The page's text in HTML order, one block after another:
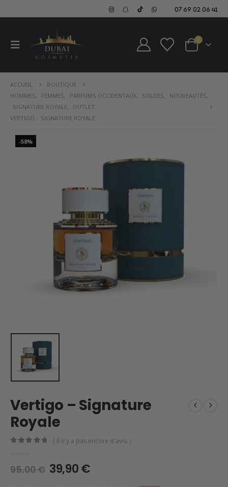
07 69 02 06 41
0
ACCUEIL
BOUTIQUE
HOMMES, FEMMES, PARFUMS OCCIDENTAUX, SOLDES, NOUVEAUTÉS,
SIGNATURE ROYALE,
OUTLET
VERTIGO – SIGNATURE ROYALE
-58%
Vertigo – Signature
Royale
( Il n'y a pas encore d'avis. )
95,00€ Le
prix
39,90€Le